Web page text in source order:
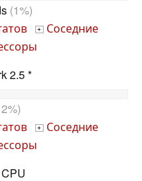
(1%)
+ Соседние
2.5 *
+ Соседние